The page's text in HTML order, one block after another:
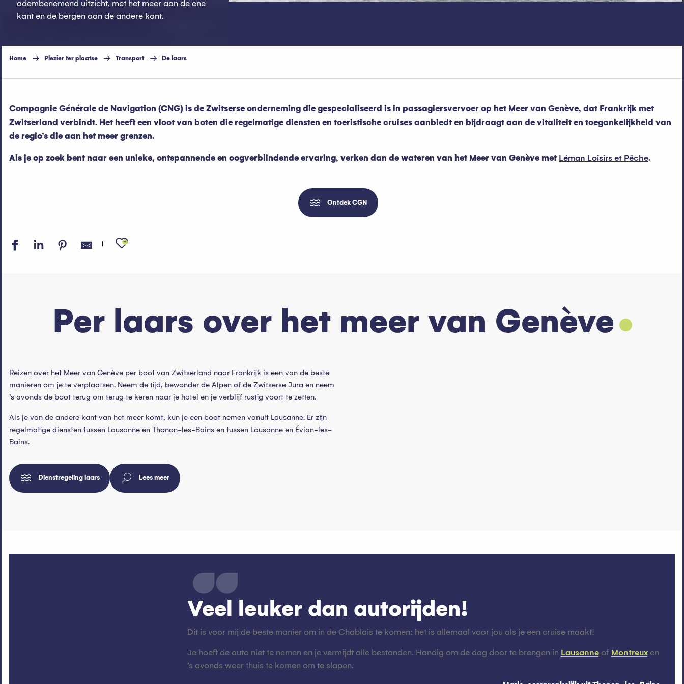
adembenemend uitzicht, met het meer aan de ene
kant en de bergen aan de andere kant.
Home Plezier ter plaatse Transport De laars
Compagnie Générale de Navigation (CNG) is de Zwitserse onderneming die gespecialiseerd is in passagiersvervoer op het Meer van Genève, dat Frankrijk met
Zwitserland verbindt. Het heeft een vloot van boten die regelmatige diensten en toeristische cruises aanbiedt en bijdraagt aan de vitaliteit en toegankelijkheid van
de regio’s die aan het meer grenzen.
Als je op zoek bent naar een unieke, ontspannende en oogverblindende ervaring, verken dan de wateren van het Meer van Genève met Léman Loisirs et Pêche.
Ontdek CGN
Ajouter aux favoris
Per laars over het meer van Genève
Reizen over het Meer van Genève per boot van Zwitserland naar Frankrijk is een van de beste
manieren om je te verplaatsen. Neem de tijd, bewonder de Alpen of de Zwitserse Jura en neem
’s avonds de boot terug om terug te keren naar je hotel en je verblijf rustig voort te zetten.
Als je van de andere kant van het meer komt, kun je een boot nemen vanuit Lausanne. Er zijn
regelmatige diensten tussen Lausanne en Thonon-les-Bains en tussen Lausanne en Évian-les-
Bains.
Dienstregeling laars Lees meer
Veel leuker dan autorijden!
Dit is voor mij de beste manier om in de Chablais te komen: het is allemaal voor jou als je een cruise maakt!
Je hoeft de auto niet te nemen en je vermijdt alle bestanden. Handig om de dag door te brengen in Lausanneof Montreuxen
’s avonds weer thuis te komen om te slapen.